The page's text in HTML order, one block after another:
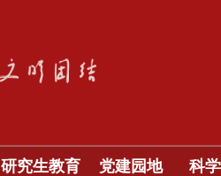
研究生教育 党建园地 科